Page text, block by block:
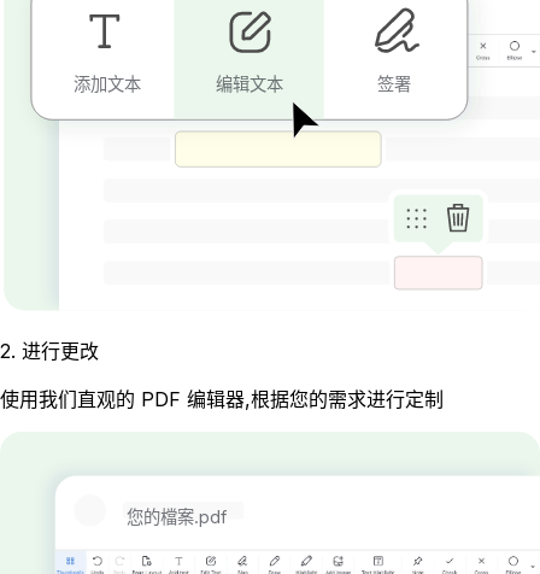
添加文本 编辑文本 签署
2. 进行更改
使用我们直观的 PDF 编辑器,根据您的需求进行定制
您的檔案.pdf